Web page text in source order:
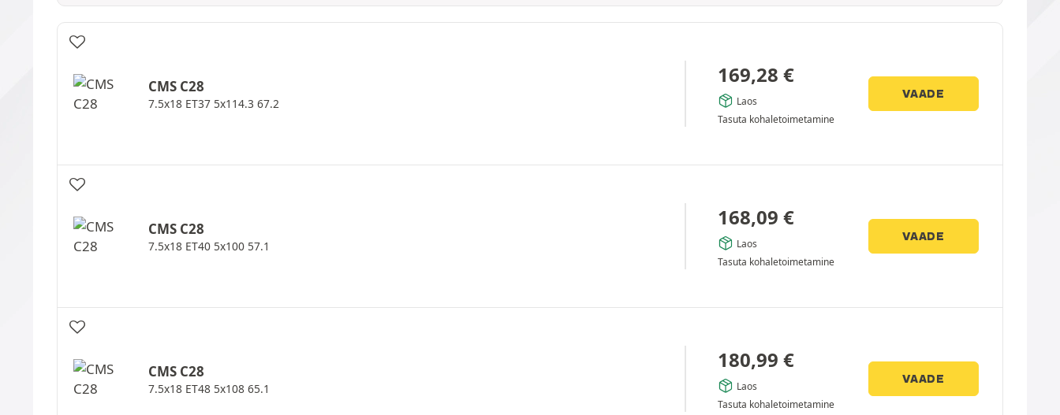
CMS C28
7.5x18 ET37 5x114.3 67.2
169,28 €
Laos
Tasuta kohaletoimetamine
VAADE
CMS C28
7.5x18 ET40 5x100 57.1
168,09 €
Laos
Tasuta kohaletoimetamine
VAADE
CMS C28
7.5x18 ET48 5x108 65.1
180,99 €
Laos
Tasuta kohaletoimetamine
VAADE